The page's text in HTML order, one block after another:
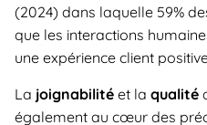
(2024) dans laquelle 59%
que les interactions
une expérience client
La joignabilité et la qualité
également au cœur des